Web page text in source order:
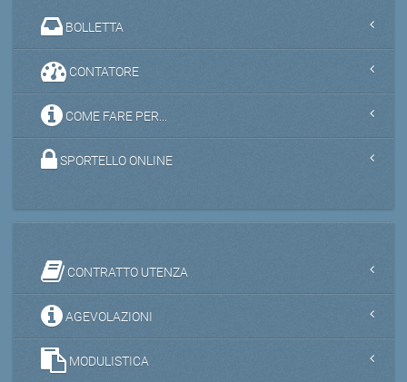
BOLLETTA
CONTATORE
COME FARE PER...
SPORTELLO ONLINE
CONTRATTO UTENZA
AGEVOLAZIONI
MODULISTICA